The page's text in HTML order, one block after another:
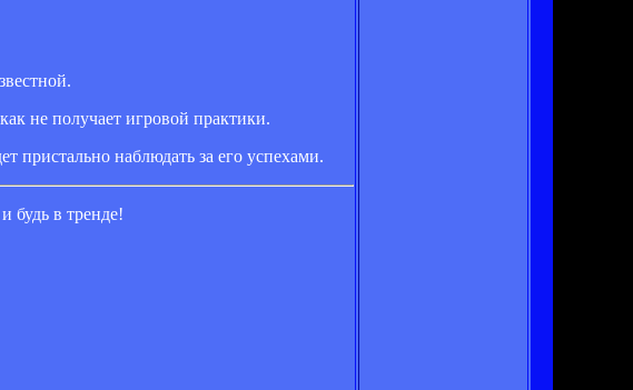
не получает игровой практики.
пристально наблюдать за его успехами.
будь в тренде!